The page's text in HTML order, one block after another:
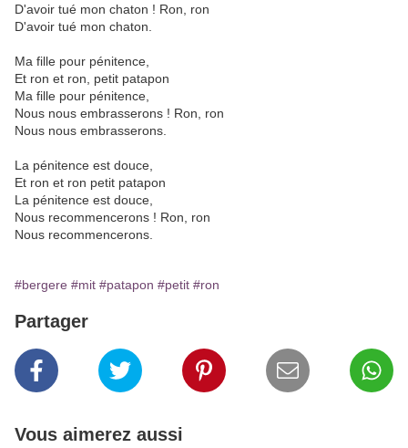
D'avoir tué mon chaton ! Ron, ron
D'avoir tué mon chaton.
Ma fille pour pénitence,
Et ron et ron, petit patapon
Ma fille pour pénitence,
Nous nous embrasserons ! Ron, ron
Nous nous embrasserons.
La pénitence est douce,
Et ron et ron petit patapon
La pénitence est douce,
Nous recommencerons ! Ron, ron
Nous recommencerons.
#bergere #mit #patapon #petit #ron
Partager
Vous aimerez aussi